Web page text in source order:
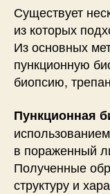
Существует
из которых
Из основных
пункционную
биопсию,
Пункционная
в пораженный
Полученные
структуру и